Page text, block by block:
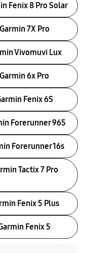
Fenix 8 Pro Solar
7X Pro
Vivomuvi Lux
6x Pro
Fenix 6S
Forerunner 965
Forerunner 16s
Tactix 7 Pro
Fenix 5 Plus
Fenix 5